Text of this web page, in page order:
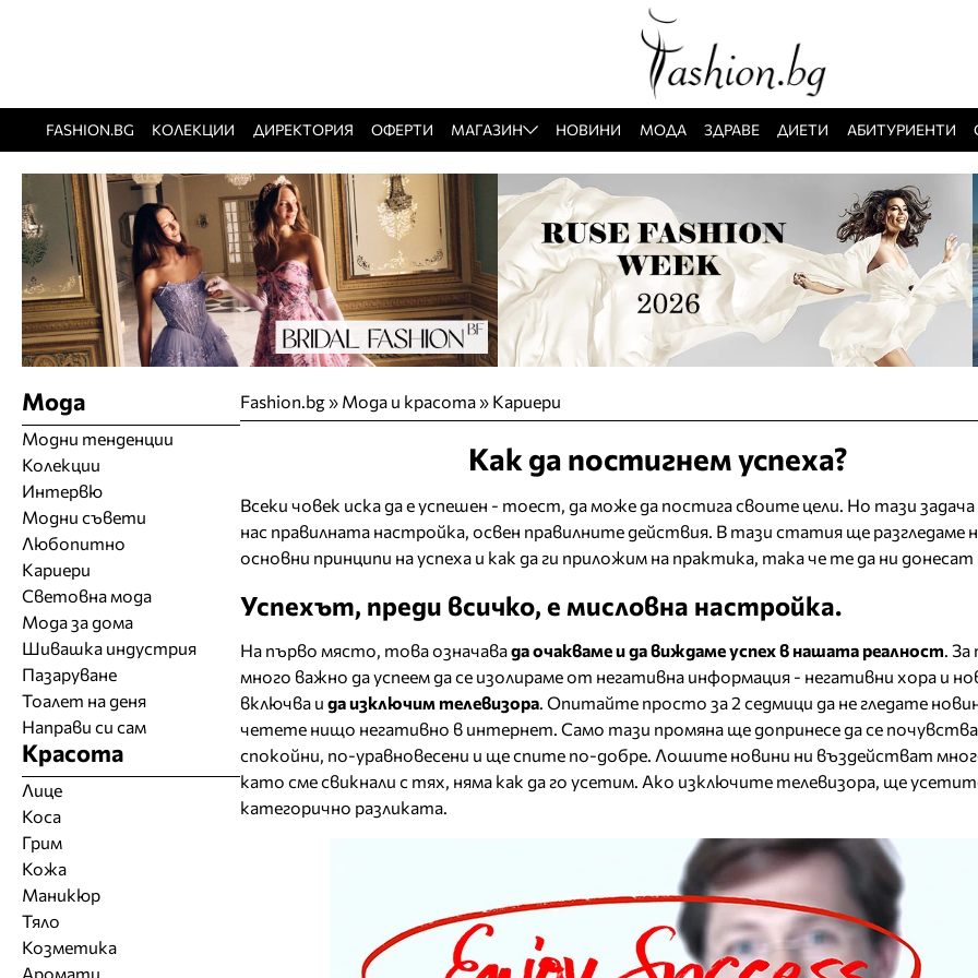
FASHION.BG КОЛЕКЦИИ ДИРЕКТОРИЯ ОФЕРТИ МАГАЗИН НОВИНИ МОДА ЗДРАВЕ ДИЕТИ АБИТУРИЕНТИ
Fashion.bg» Мода и красота» Кариери
Как да постигнем успеха?
Всеки човек иска да е успешен - тоест, да може да постига своите цели. Но тази
нас правилната настройка, освен правилните действия. В тази статия ще разгледаме
основни принципи на успеха и как да ги приложим на практика, така че те да ни донесат
Успехът, преди всичко, е мисловна настройка.
На първо място, това означавада очакваме и да виждаме успех в нашата реалност. За
много важно да успеем да се изолираме от негативна информация - негативни хора и
включва и да изключим телевизора. Опитайте просто за 2 седмици да не гледате
четете нищо негативно в интернет. Само тази промяна ще допринесе да се
спокойни, по-уравновесени и ще спите по-добре. Лошите новини ни въздействат
като сме свикнали с тях, няма как да го усетим. Ако изключите телевизора, ще
категорично разликата.
Мода
Модни тенденции
Колекции
Интервю
Модни съвети
Любопитно
Кариери
Световна мода
Мода за дома
Шивашка индустрия
Пазаруване
Тоалет на деня
Направи си сам
Красота
Лице
Коса
Грим
Кожа
Маникюр
Тяло
Козметика
Аромати